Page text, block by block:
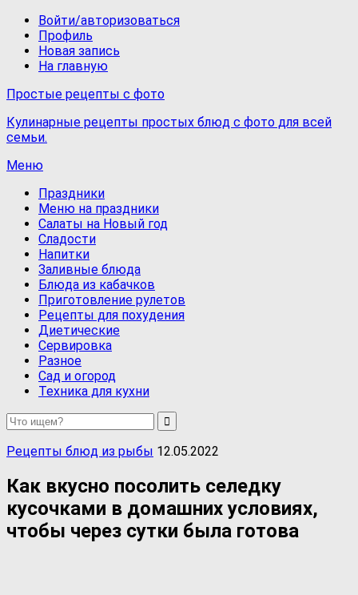
Войти/авторизоваться
Профиль
Новая запись
На главную
Простые рецепты с фото
Кулинарные рецепты простых блюд с фото для всей
семьи.
Меню
Праздники
Меню на праздники
Салаты на Новый год
Сладости
Напитки
Заливные блюда
Блюда из кабачков
Приготовление рулетов
Рецепты для похудения
Диетические
Сервировка
Разное
Сад и огород
Техника для кухни
Рецепты блюд из рыбы 12.05.2022
Как вкусно посолить селедку
кусочками в домашних условиях,
чтобы через сутки была готова